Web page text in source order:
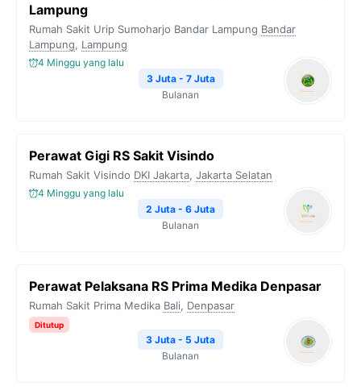
Lampung
Rumah Sakit Urip Sumoharjo Bandar Lampung Bandar
Lampung, Lampung
4 Minggu yang lalu
3 Juta - 7 Juta
Bulanan
Perawat Gigi RS Sakit Visindo
Rumah Sakit Visindo DKI Jakarta, Jakarta Selatan
4 Minggu yang lalu
2 Juta - 6 Juta
Bulanan
Perawat Pelaksana RS Prima Medika Denpasar
Rumah Sakit Prima Medika Bali, Denpasar
Ditutup
3 Juta - 5 Juta
Bulanan